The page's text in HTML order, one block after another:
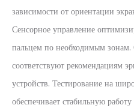
зависимости от ориентации
Сенсорное управление
пальцем по необходимым
соответствуют рекомендациям
устройств. Тестирование на
обеспечивает стабильную